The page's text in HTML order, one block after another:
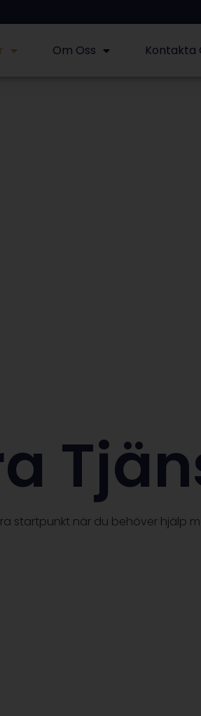
Om Oss Kontakta
startpunkt när du behöver hjälp